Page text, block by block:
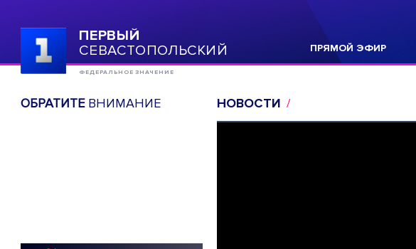
ПЕРВЫЙ
СЕВАСТОПОЛЬСКИЙ
ФЕДЕРАЛЬНОЕ ЗНАЧЕНИЕ
ПРЯМОЙ ЭФИР
ОБРАТИТЕВНИМАНИЕ НОВОСТИ